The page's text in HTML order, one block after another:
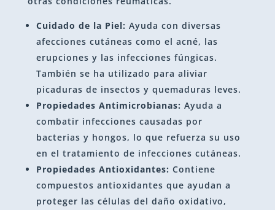
Cuidado de la Piel: Ayuda con diversas
afecciones cutáneas como el acné, las
erupciones y las infecciones fúngicas.
También se ha utilizado para aliviar
picaduras de insectos y quemaduras leves.
Propiedades Antimicrobianas: Ayuda a
combatir infecciones causadas por
bacterias y hongos, lo que refuerza su uso
en el tratamiento de infecciones cutáneas.
Propiedades Antioxidantes: Contiene
compuestos antioxidantes que ayudan a
proteger las células del daño oxidativo,